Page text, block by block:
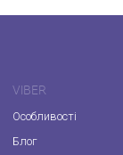
VIBER
Особливості
Блог